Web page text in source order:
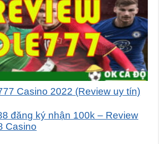
Casino 2022 (Review uy tín)
đăng ký nhận 100k – Review
Casino